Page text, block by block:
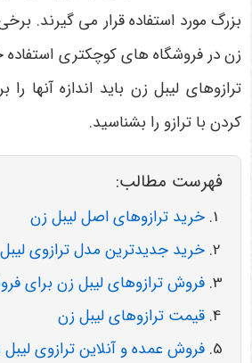
بزرگ مورد استفاده قرار می‌ گیرند.
زن در فروشگاه‌ های کوچکتری
ترازوهای لیبل زن باید اندازه آنها
کردن با ترازو را بشناسید.
فهرست مطالب:
خرید ترازوهای اصل لیبل زن
خرید جدیدترین مدل ترازوی
فروش ترازوهای لیبل زن برای
قیمت ترازوهای لیبل زن
فروش عمده و آنلاین ترازوی